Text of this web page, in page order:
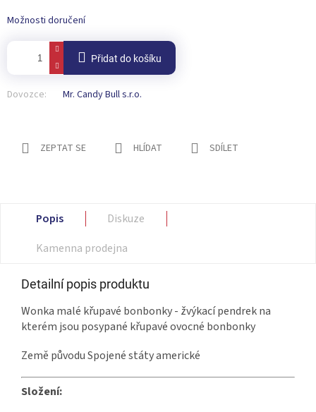
Možnosti doručení
Přidat do košíku
Dovozce: Mr. Candy Bull s.r.o.
ZEPTAT SE HLÍDAT SDÍLET
Popis
Diskuze
Kamenna prodejna
Detailní popis produktu
Wonka malé křupavé bonbonky - žvýkací pendrek na
kterém jsou posypané křupavé ovocné bonbonky
Země původu Spojené státy americké
Složení: